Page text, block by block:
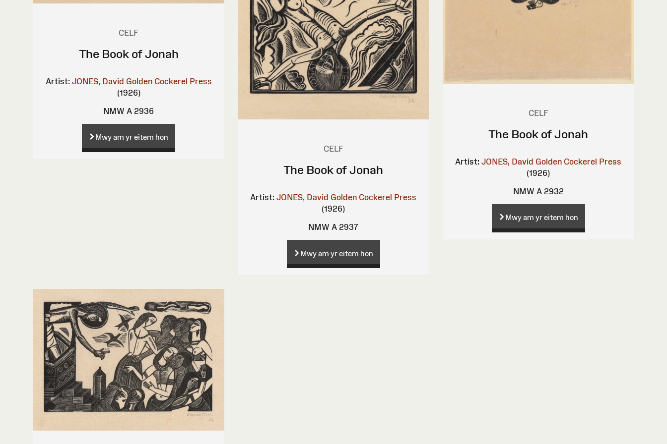
CELF
The Book of Jonah
Artist: JONES, David Golden Cockerel Press
(1926)
NMW A 2936
Mwy am yr eitem hon
CELF
The Book of Jonah
Artist: JONES, David Golden Cockerel Press
(1926)
NMW A 2937
Mwy am yr eitem hon
CELF
The Book of Jonah
Artist: JONES, David Golden Cockerel Press
(1926)
NMW A 2932
Mwy am yr eitem hon